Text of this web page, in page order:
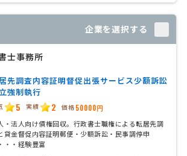
企業を選択する
士事務所
先調査内容証明督促出張サービス少額訴訟
強制執行
5 実績 2 価格 50000円
・法人向け債権回収。行政書士職権による転居先調
貸金督促内容証明郵便・少額訴訟・民事調停申
・・経験豊富